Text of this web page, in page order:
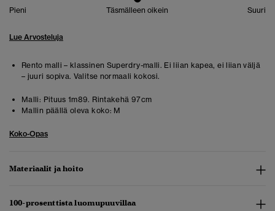
Pieni Täsmälleen oikein Suuri
Lue Arvosteluja
Rento malli – klassinen Superdry-malli. Ei liian kapea, ei liian väljä
– juuri sopiva. Valitse normaali kokosi.
Malli: Pituus 1m89. Rintakehä 97cm
Mallin päällä oleva koko: M
Koko-Opas
Materiaalit ja hoito
100-prosenttista luomupuuvillaa